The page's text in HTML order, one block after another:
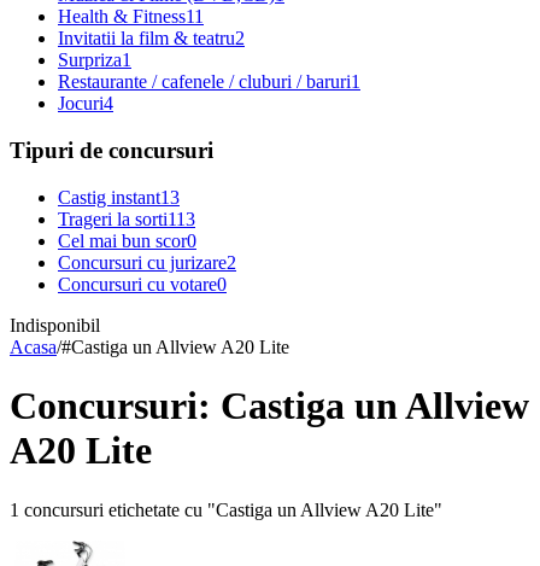
Health & Fitness11
Invitatii la film & teatru2
Surpriza1
Restaurante / cafenele / cluburi / baruri1
Jocuri4
Tipuri de concursuri
Castig instant13
Trageri la sorti113
Cel mai bun scor0
Concursuri cu jurizare2
Concursuri cu votare0
Indisponibil
Acasa/#Castiga un Allview A20 Lite
Concursuri: Castiga un Allview
A20 Lite
1 concursuri etichetate cu "Castiga un Allview A20 Lite"